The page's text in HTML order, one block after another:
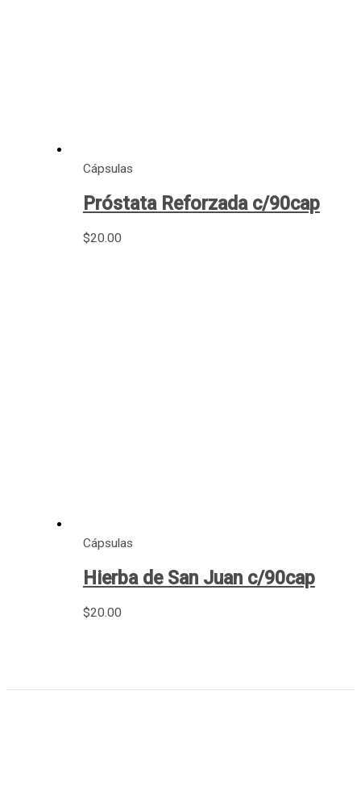
Cápsulas
Próstata Reforzada c/90cap
$20.00
Cápsulas
Hierba de San Juan c/90cap
$20.00